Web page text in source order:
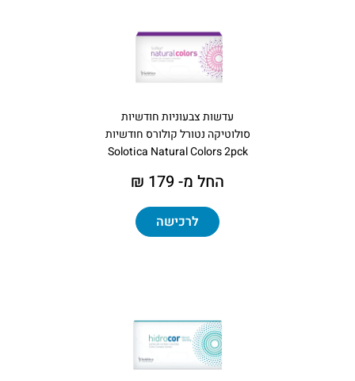
עדשות צבעוניות חודשיות
סולוטיקה נטורל קולורס חודשיות
Solotica Natural Colors 2pck
החל מ- 179 ₪
לרכישה